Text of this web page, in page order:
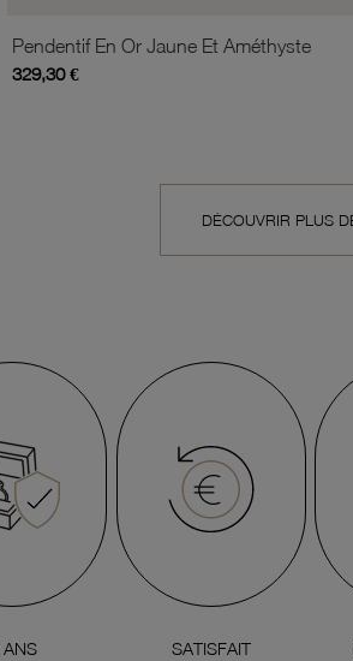
Pendentif En Or Jaune Et Améthyste
329,30 €
DÉCOUVRIR PLUS
ANS
SATISFAIT